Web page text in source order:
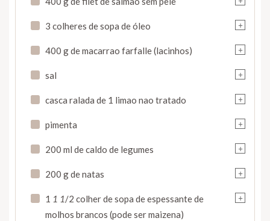
+
3 colheres de sopa de óleo
+
400 g de macarrao farfalle (lacinhos)
+
sal
+
casca ralada de 1 limao nao tratado
+
pimenta
+
200 ml de caldo de legumes
+
200 g de natas
+
1 1 1/2 colher de sopa de espessante de
molhos brancos (pode ser maizena)